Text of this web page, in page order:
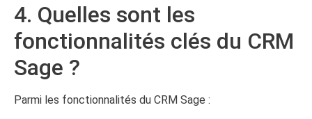
4. Quelles sont les
fonctionnalités clés du CRM
Sage ?
Parmi les fonctionnalités du CRM Sage :